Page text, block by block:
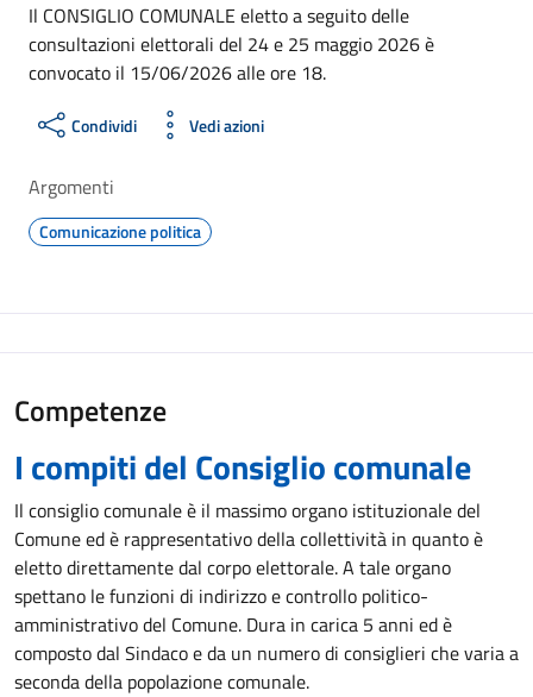
Il CONSIGLIO COMUNALE eletto a seguito delle
consultazioni elettorali del 24 e 25 maggio 2026 è
convocato il 15/06/2026 alle ore 18.
Condividi Vedi azioni
Argomenti
Comunicazione politica
Competenze
I compiti del Consiglio comunale
Il consiglio comunale è il massimo organo istituzionale del
Comune ed è rappresentativo della collettività in quanto è
eletto direttamente dal corpo elettorale. A tale organo
spettano le funzioni di indirizzo e controllo politico-
amministrativo del Comune. Dura in carica 5 anni ed è
composto dal Sindaco e da un numero di consiglieri che varia a
seconda della popolazione comunale.